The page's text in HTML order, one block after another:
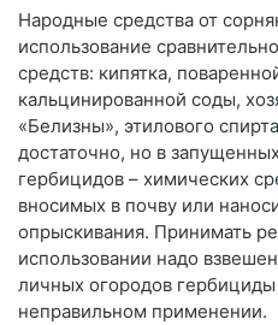
Народные средства от
использование
средств: кипятка,
кальцинированной соды,
«Белизны», этилового
достаточно, но в
гербицидов – химических
вносимых в почву или
опрыскивания. Принимать
использовании надо
личных огородов гербициды
неправильном применении.